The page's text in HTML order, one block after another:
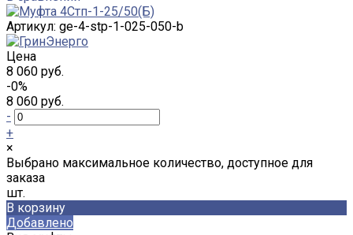
Артикул: ge-4-stp-1-025-050-b
Цена
8 060 руб.
-0%
8 060 руб.
-
+
×
Выбрано максимальное количество, доступное для
заказа
шт.
В корзину
Добавлено